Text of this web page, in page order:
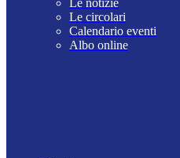
Le notizie
Le circolari
Calendario eventi
Albo online